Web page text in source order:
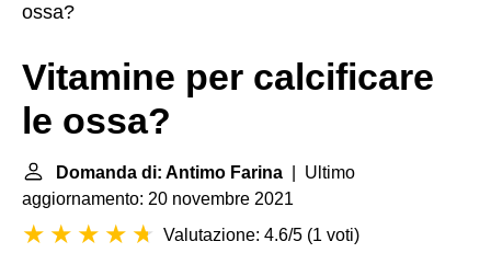
ossa?
Vitamine per calcificare
le ossa?
Domanda di: Antimo Farina | Ultimo
aggiornamento: 20 novembre 2021
Valutazione: 4.6/5 (1 voti)